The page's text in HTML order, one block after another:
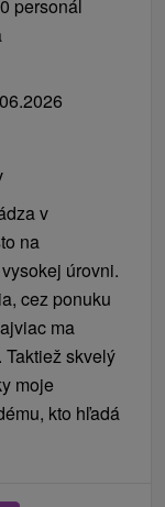
personál
v
na
úrovni.
cez ponuku
ma
skvelý
moje
kto hľadá